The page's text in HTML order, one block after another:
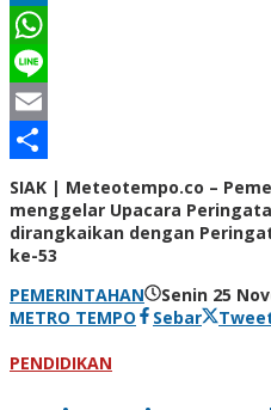
LinkedIn
WhatsApp
Line
Email
Share
SIAK | Meteotempo.co –
menggelar Upacara
dirangkaikan dengan
ke-53
PEMERINTAHAN
Senin 25
METRO TEMPO
Sebar
PENDIDIKAN